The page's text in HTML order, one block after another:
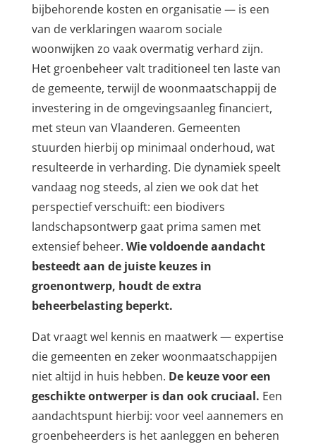
bijbehorende kosten en organisatie — is een
van de verklaringen waarom sociale
woonwijken zo vaak overmatig verhard zijn.
Het groenbeheer valt traditioneel ten laste van
de gemeente, terwijl de woonmaatschappij de
investering in de omgevingsaanleg financiert,
met steun van Vlaanderen. Gemeenten
stuurden hierbij op minimaal onderhoud, wat
resulteerde in verharding. Die dynamiek speelt
vandaag nog steeds, al zien we ook dat het
perspectief verschuift: een biodivers
landschapsontwerp gaat prima samen met
extensief beheer. Wie voldoende aandacht
besteedt aan de juiste keuzes in
groenontwerp, houdt de extra
beheerbelasting beperkt.
Dat vraagt wel kennis en maatwerk — expertise
die gemeenten en zeker woonmaatschappijen
niet altijd in huis hebben. De keuze voor een
geschikte ontwerper is dan ook cruciaal. Een
aandachtspunt hierbij: voor veel aannemers en
groenbeheerders is het aanleggen en beheren